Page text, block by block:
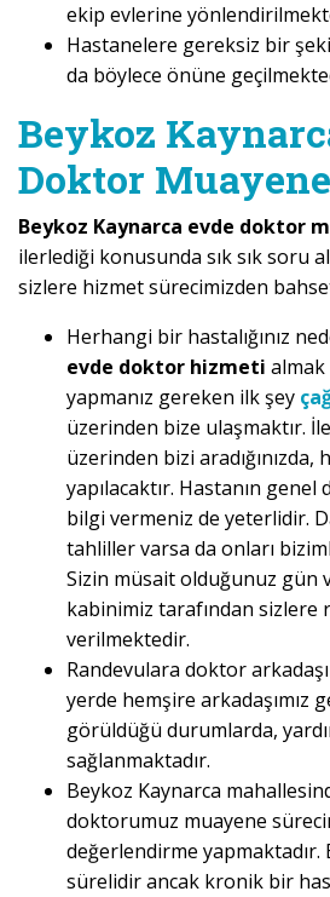
ekip evlerine
Hastanelere gereksiz bir
da böylece önüne
Beykoz
Doktor
Beykoz Kaynarca evde doktor
ilerlediği konusunda sık sık soru
sizlere hizmet sürecimizden
Herhangi bir hastalığınız
evde doktor hizmeti almak
yapmanız gereken ilk şey
üzerinden bize ulaşmaktır.
üzerinden bizi
yapılacaktır. Hastanın genel
bilgi vermeniz de yeterlidir.
tahliller varsa da onları
Sizin müsait olduğunuz gün
kabinimiz tarafından sizlere
verilmektedir.
Randevulara doktor
yerde hemşire arkadaşımız
görüldüğü durumlarda,
sağlanmaktadır.
Beykoz Kaynarca
doktorumuz muayene
değerlendirme yapmaktadır.
sürelidir ancak kronik bir